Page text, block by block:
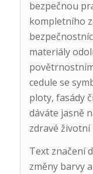
bezpečnou
kompletního
materiály
cedule se
ploty, fasády
dáváte jasně
zdravé
Text značení
změny barvy